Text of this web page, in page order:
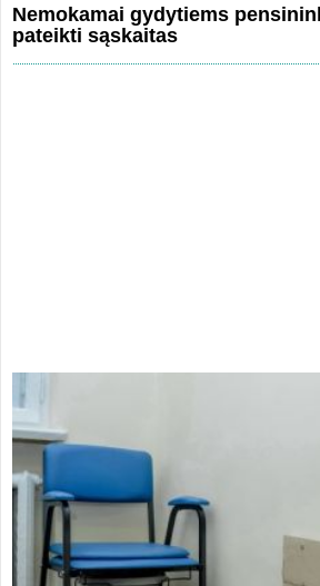
Nemokamai gydytiems
pateikti sąskaitas